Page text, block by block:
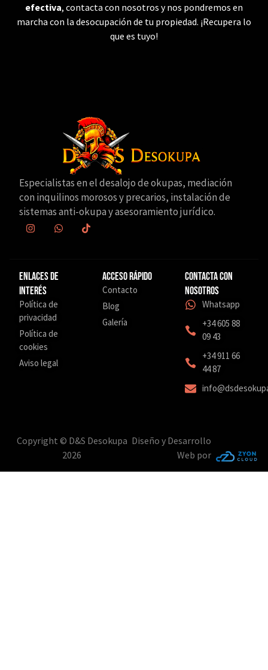
efectiva, contacta con nosotros y nos pondremos en
marcha con la desocupación de tu propiedad. ¡Recupera lo
que es tuyo!
Especialistas en el desalojo de okupas, mediación
con inquilinos morosos y precarios, instalación de
sistemas anti-okupa y asesoramiento jurídico.
Enlaces de
interés
Política de
privacidad
Política de
cookies
Aviso legal
Acceso Rápido
Contacto
Blog
Galería
Contacta con
nosotros
Whatsapp
+34 605 88
09 43
‎+34 911 66
44 87
Copyright © D&S Desokupa
2026
Diseño y Desarrollo
Web por